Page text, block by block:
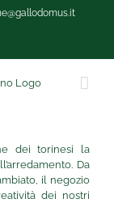
dei torinesi la
Da
il negozio
dei nostri